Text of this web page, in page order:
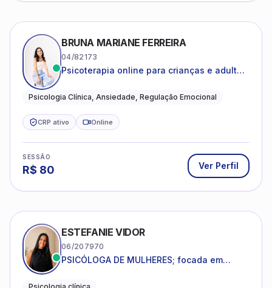
BRUNA MARIANE FERREIRA
04/82173
Psicoterapia online para crianças e adultos
reduzir a ansiedade e construir uma vida
Psicologia Clínica, Ansiedade, Regulação Emocional
CRP ativo Online
SESSÃO
R$ 80 Ver Perfil
ESTEFANIE VIDOR
06/207970
PSICÓLOGA DE MULHERES; focada em
dentro da sua realidade.